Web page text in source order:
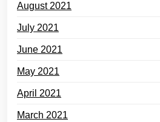
August 2021
July 2021
June 2021
May 2021
April 2021
March 2021